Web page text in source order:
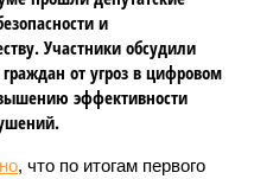
и
Участники обсудили
от угроз в цифровом
эффективности
, что по итогам первого